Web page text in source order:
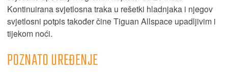
Kontinuirana svjetlosna traka u rešetki hladnjaka i njegov
svjetlosni potpis također čine Tiguan Allspace upadljivim i
tijekom noći.
POZNATO UREĐENJE